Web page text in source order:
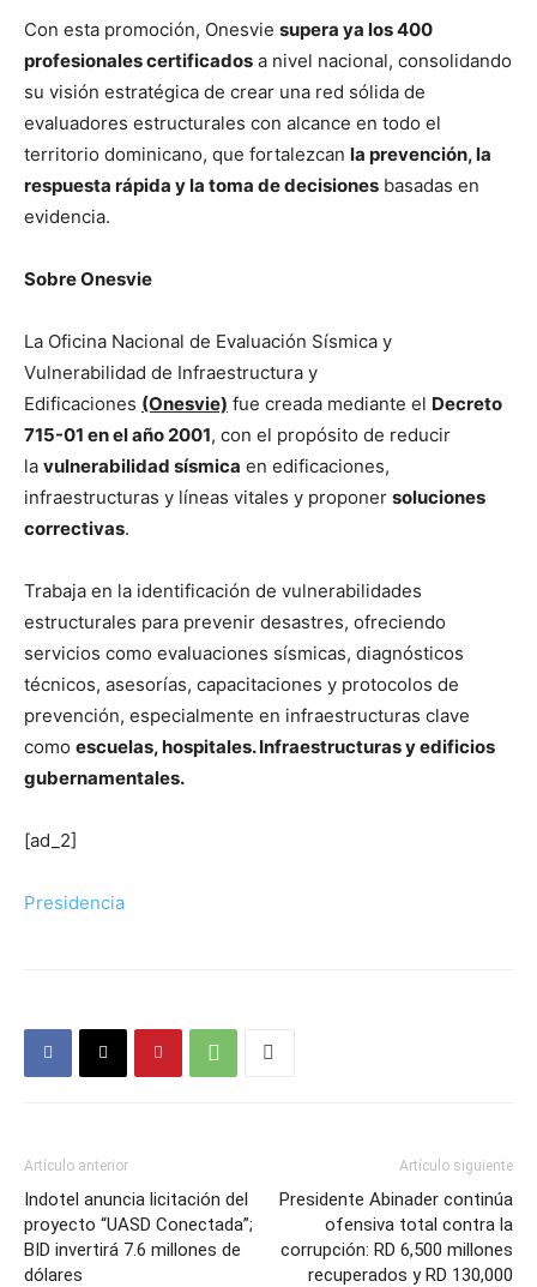
Con esta promoción, Onesvie supera ya los 400
profesionales certificados a nivel nacional, consolidando
su visión estratégica de crear una red sólida de
evaluadores estructurales con alcance en todo el
territorio dominicano, que fortalezcan la prevención, la
respuesta rápida y la toma de decisiones basadas en
evidencia.
Sobre Onesvie
La Oficina Nacional de Evaluación Sísmica y
Vulnerabilidad de Infraestructura y
Edificaciones (Onesvie) fue creada mediante el Decreto
715-01 en el año 2001, con el propósito de reducir
la vulnerabilidad sísmica en edificaciones,
infraestructuras y líneas vitales y proponer soluciones
correctivas.
Trabaja en la identificación de vulnerabilidades
estructurales para prevenir desastres, ofreciendo
servicios como evaluaciones sísmicas, diagnósticos
técnicos, asesorías, capacitaciones y protocolos de
prevención, especialmente en infraestructuras clave
como escuelas, hospitales. Infraestructuras y edificios
gubernamentales.
[ad_2]
Presidencia
Artículo anterior
Indotel anuncia licitación del
proyecto “UASD Conectada”;
BID invertirá 7.6 millones de
dólares
Artículo siguiente
Presidente Abinader continúa
ofensiva total contra la
corrupción: RD 6,500 millones
recuperados y RD 130,000